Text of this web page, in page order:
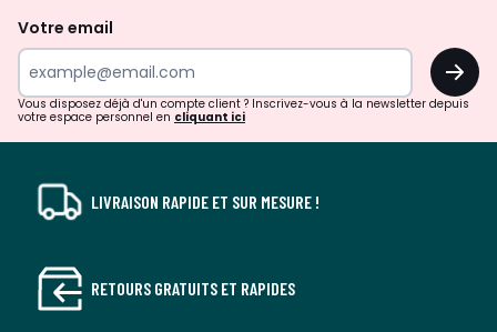
surprises?
Votre email
OK
Vous disposez déjà d'un compte client ? Inscrivez-vous à la newsletter depuis
votre espace personnel en cliquant ici
LIVRAISON RAPIDE ET SUR MESURE !
RETOURS GRATUITS ET RAPIDES